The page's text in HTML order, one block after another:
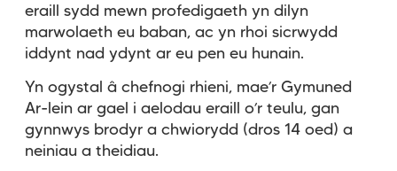
eraill sydd mewn profedigaeth yn dilyn
marwolaeth eu baban, ac yn rhoi sicrwydd
iddynt nad ydynt ar eu pen eu hunain.
Yn ogystal â chefnogi rhieni, mae’r Gymuned
Ar-lein ar gael i aelodau eraill o’r teulu, gan
gynnwys brodyr a chwiorydd (dros 14 oed) a
neiniau a theidiau.